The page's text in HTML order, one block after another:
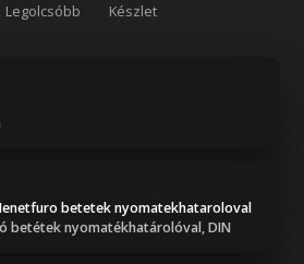
Legolcsóbb Készlet
betetek nyomatekhataroloval
betétek nyomatékhatárolóval, DIN